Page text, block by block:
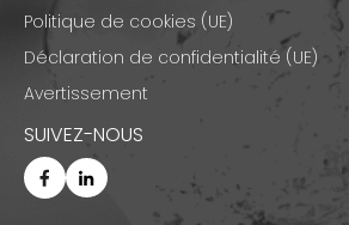
Politique de cookies (UE)
Déclaration de confidentialité (UE)
Avertissement
SUIVEZ-NOUS